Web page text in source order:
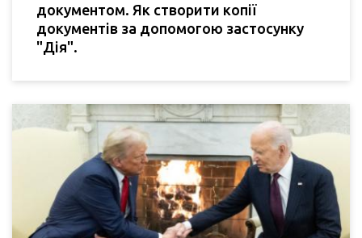
документом. Як створити копії
документів за допомогою застосунку
"Дія".